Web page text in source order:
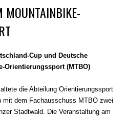
MOUNTAINBIKE-
Cup und Deutsche
Orientierungssport (MTBO)
die Abteilung Orientierungssport
mit dem Fachausschuss MTBO zwei
Stadtwald. Die Veranstaltung am